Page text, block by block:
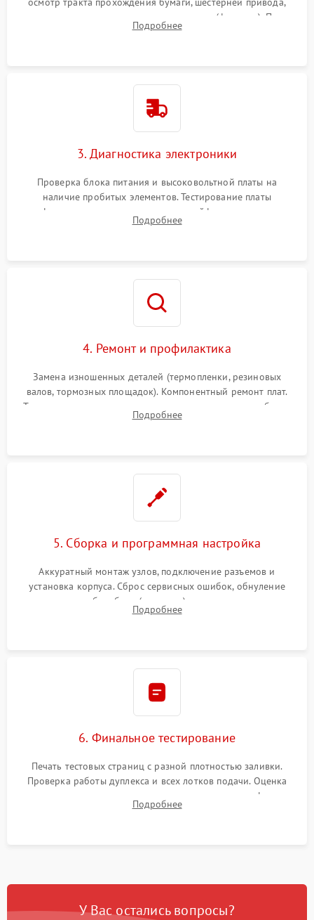
роликов захвата и узла термозакрепления (фьюзера). Поиск
физического износа и повреждений деталей.
Подробнее
3. Диагностика электроники
Проверка блока питания и высоковольтной платы на
наличие пробитых элементов. Тестирование платы
форматирования, целостности шлейфов, контактов
картриджа и оптопар (датчиков прохождения и наличия
Подробнее
4. Ремонт и профилактика
Замена изношенных деталей (термопленки, резиновых
валов, тормозных площадок). Компонентный ремонт плат.
Тщательная очистка тракта печати, контактов и линз блока
лазера (LSU) от просыпанного тонера и пыли.
Подробнее
5. Сборка и программная настройка
Аккуратный монтаж узлов, подключение разъемов и
установка корпуса. Сброс сервисных ошибок, обнуление
счетчиков абсорбера (памперса) или узла переноса,
обновление прошивки и программная калибровка аппарата.
Подробнее
6. Финальное тестирование
Печать тестовых страниц с разной плотностью заливки.
Проверка работы дуплекса и всех лотков подачи. Оценка
качества запекания тонера и полное отсутствие дефектов
изображения перед выдачей готового устройства.
Подробнее
У Вас остались вопросы?